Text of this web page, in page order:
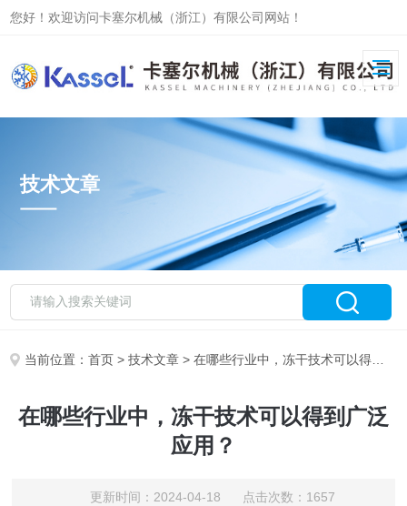
您好！欢迎访问卡塞尔机械（浙江）有限公司网站！
技术文章
当前位置：首页 >技术文章 > 在哪些行业中，冻干技术可以得到广泛应用？
在哪些行业中，冻干技术可以得到广泛
应用？
更新时间：2024-04-18 点击次数：1657